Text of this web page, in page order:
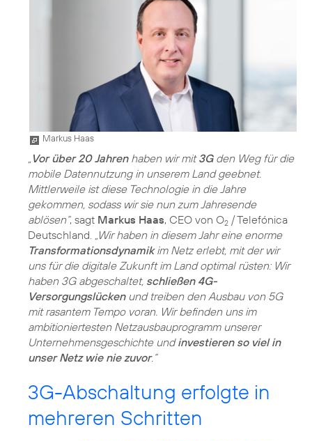
Markus Haas
„Vor über 20 Jahrenhaben wir mit3Gden Weg für die
mobile Datennutzung in unserem Land geebnet.
Mittlerweile ist diese Technologie in die Jahre
gekommen, sodass wir sie nun zum Jahresende
ablösen“, sagt Markus Haas, CEO von O2 / Telefónica
Deutschland. „Wir haben in diesem Jahr eine enorme
Transformationsdynamikim Netz erlebt, mit der wir
uns für die digitale Zukunft im Land optimal rüsten: Wir
haben 3G abgeschaltet, schließen 4G-
Versorgungslückenund treiben den Ausbau von 5G
mit rasantem Tempo voran. Wir befinden uns im
ambitioniertesten Netzausbauprogramm unserer
Unternehmensgeschichte undinvestieren so viel in
unser Netz wie nie zuvor.“
3G-Abschaltung erfolgte in
mehreren Schritten